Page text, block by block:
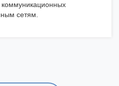
сетям.